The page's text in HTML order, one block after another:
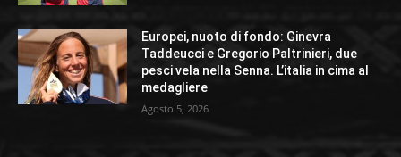
Europei, nuoto di fondo: Ginevra
Taddeucci e Gregorio Paltrinieri, due
pesci vela nella Senna. L’italia in cima al
medagliere
Agosto 5, 2026